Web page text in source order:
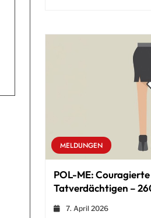
MELDUNGEN
POL-ME:
Tatverdächtigen –
7. April 2026